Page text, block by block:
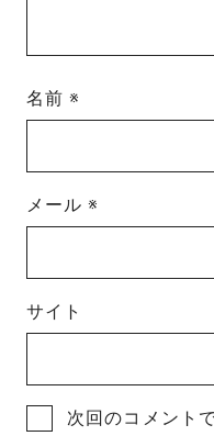
名前※
メール※
サイト
次回のコメント